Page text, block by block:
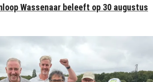
Wassenaar beleeft op 30 augustus